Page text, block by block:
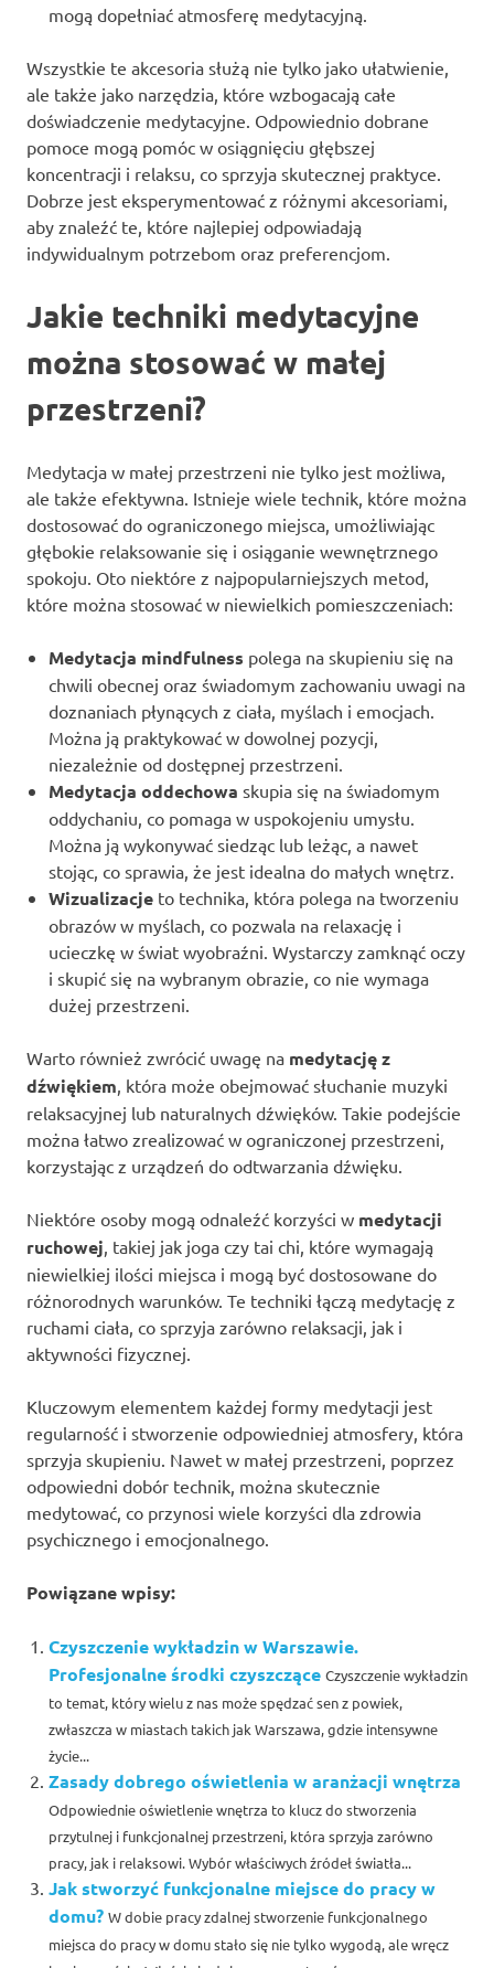
mogą dopełniać atmosferę medytacyjną.
Wszystkie te akcesoria służą nie tylko jako ułatwienie,
ale także jako narzędzia, które wzbogacają całe
doświadczenie medytacyjne. Odpowiednio dobrane
pomoce mogą pomóc w osiągnięciu głębszej
koncentracji i relaksu, co sprzyja skutecznej praktyce.
Dobrze jest eksperymentować z różnymi akcesoriami,
aby znaleźć te, które najlepiej odpowiadają
indywidualnym potrzebom oraz preferencjom.
Jakie techniki medytacyjne
można stosować w małej
przestrzeni?
Medytacja w małej przestrzeni nie tylko jest możliwa,
ale także efektywna. Istnieje wiele technik, które można
dostosować do ograniczonego miejsca, umożliwiając
głębokie relaksowanie się i osiąganie wewnętrznego
spokoju. Oto niektóre z najpopularniejszych metod,
które można stosować w niewielkich pomieszczeniach:
Medytacja mindfulness polega na skupieniu się na
chwili obecnej oraz świadomym zachowaniu uwagi na
doznaniach płynących z ciała, myślach i emocjach.
Można ją praktykować w dowolnej pozycji,
niezależnie od dostępnej przestrzeni.
Medytacja oddechowa skupia się na świadomym
oddychaniu, co pomaga w uspokojeniu umysłu.
Można ją wykonywać siedząc lub leżąc, a nawet
stojąc, co sprawia, że jest idealna do małych wnętrz.
Wizualizacje to technika, która polega na tworzeniu
obrazów w myślach, co pozwala na relaxację i
ucieczkę w świat wyobraźni. Wystarczy zamknąć oczy
i skupić się na wybranym obrazie, co nie wymaga
dużej przestrzeni.
Warto również zwrócić uwagę na medytację z
dźwiękiem , która może obejmować słuchanie muzyki
relaksacyjnej lub naturalnych dźwięków. Takie podejście
można łatwo zrealizować w ograniczonej przestrzeni,
korzystając z urządzeń do odtwarzania dźwięku.
Niektóre osoby mogą odnaleźć korzyści w medytacji
ruchowej , takiej jak joga czy tai chi, które wymagają
niewielkiej ilości miejsca i mogą być dostosowane do
różnorodnych warunków. Te techniki łączą medytację z
ruchami ciała, co sprzyja zarówno relaksacji, jak i
aktywności fizycznej.
Kluczowym elementem każdej formy medytacji jest
regularność i stworzenie odpowiedniej atmosfery, która
sprzyja skupieniu. Nawet w małej przestrzeni, poprzez
odpowiedni dobór technik, można skutecznie
medytować, co przynosi wiele korzyści dla zdrowia
psychicznego i emocjonalnego.
Powiązane wpisy:
Czyszczenie wykładzin w Warszawie.
Profesjonalne środki czyszczące Czyszczenie wykładzin
to temat, który wielu z nas może spędzać sen z powiek,
zwłaszcza w miastach takich jak Warszawa, gdzie intensywne
życie...
Zasady dobrego oświetlenia w aranżacji wnętrza
Odpowiednie oświetlenie wnętrza to klucz do stworzenia
przytulnej i funkcjonalnej przestrzeni, która sprzyja zarówno
pracy, jak i relaksowi. Wybór właściwych źródeł światła...
Jak stworzyć funkcjonalne miejsce do pracy w
domu? W dobie pracy zdalnej stworzenie funkcjonalnego
miejsca do pracy w domu stało się nie tylko wygodą, ale wręcz